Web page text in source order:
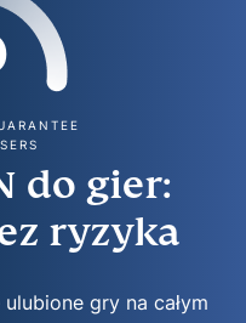
do gier:
ryzyka
gry na całym